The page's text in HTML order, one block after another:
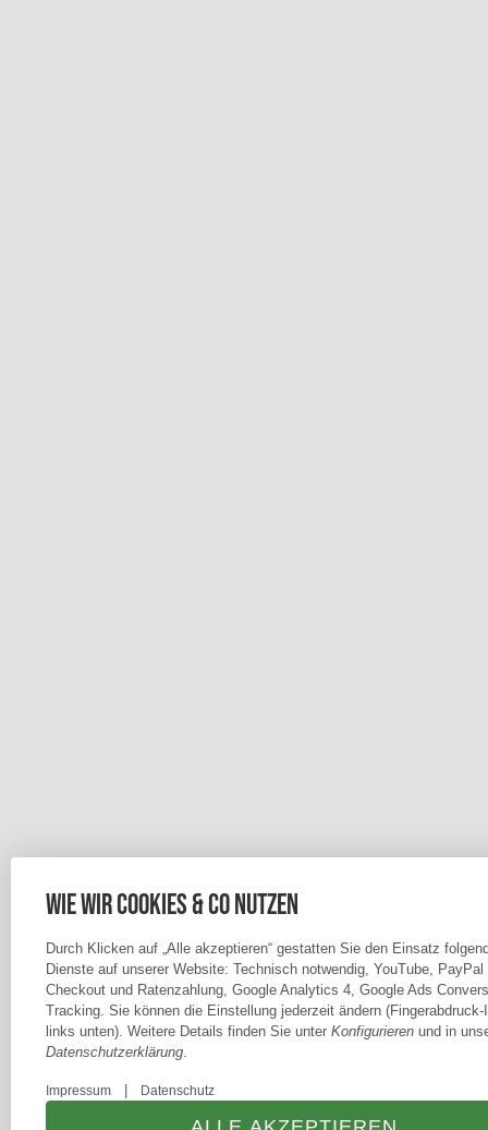
Wie wir Cookies & Co nutzen
Durch Klicken auf „Alle akzeptieren“ gestatten Sie den Einsatz
Dienste auf unserer Website: Technisch notwendig, YouTube,
Checkout und Ratenzahlung, Google Analytics 4, Google Ads
Tracking. Sie können die Einstellung jederzeit ändern (Fingerabdruck-
links unten). Weitere Details finden Sie unter Konfigurieren und in
Datenschutzerklärung.
Impressum Datenschutz